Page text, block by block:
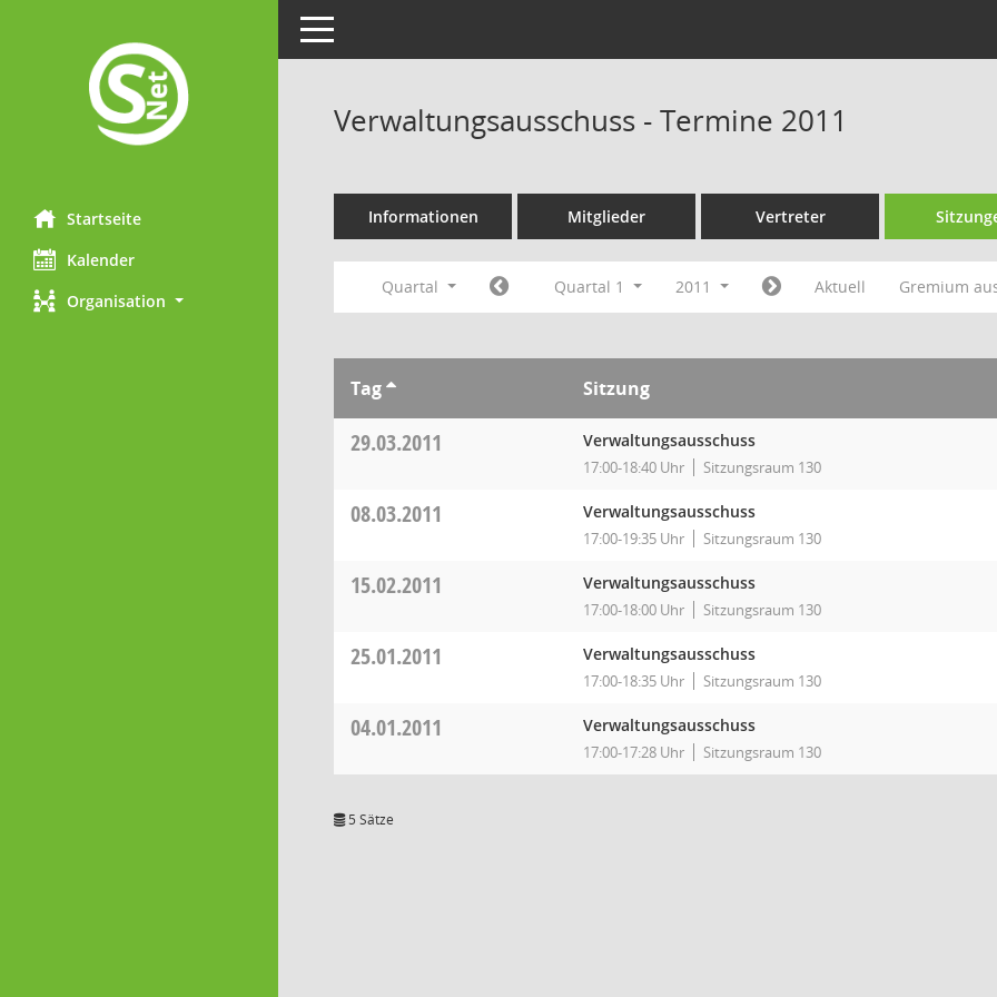
Startseite
Kalender
Organisation
Toggle navigation
Verwaltungsausschuss - Termine 2011
Informationen Mitglieder Vertreter
Quartal Quartal 1 2011 Aktuell Gremium
Tag Sitzung
29.03.2011 Verwaltungsausschuss
17:00-18:40 Uhr Sitzungsraum 130
08.03.2011 Verwaltungsausschuss
17:00-19:35 Uhr Sitzungsraum 130
15.02.2011 Verwaltungsausschuss
17:00-18:00 Uhr Sitzungsraum 130
25.01.2011 Verwaltungsausschuss
17:00-18:35 Uhr Sitzungsraum 130
04.01.2011 Verwaltungsausschuss
17:00-17:28 Uhr Sitzungsraum 130
5 Sätze